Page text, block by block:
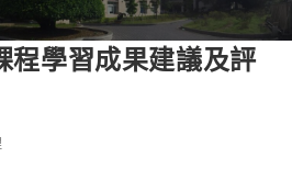
程學習成果建議及評